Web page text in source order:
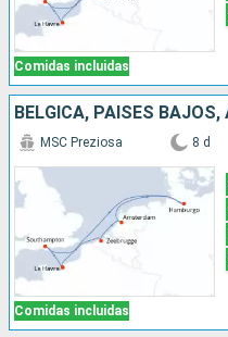
Comidas incluidas
Comidas incluidas
MSC Preziosa 8 d